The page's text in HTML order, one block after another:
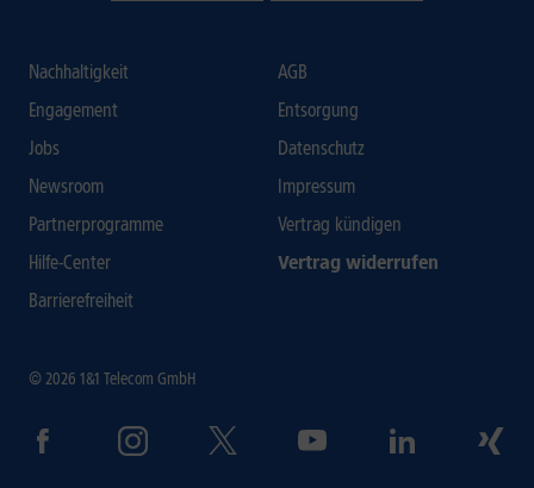
Nachhaltigkeit
Engagement
Jobs
Newsroom
Partnerprogramme
Hilfe-Center
Barrierefreiheit
AGB
Entsorgung
Datenschutz
Impressum
Vertrag kündigen
Vertrag widerrufen
© 2026 1&1 Telecom GmbH